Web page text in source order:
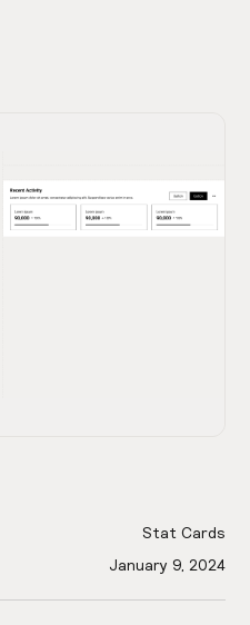
Stat Cards
January 9, 2024